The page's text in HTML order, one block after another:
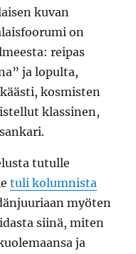
kuvan
on
reipas
ja lopulta,
kosmisten
klassinen,
tutulle
tuli kolumnista
myöten
siinä, miten
ja